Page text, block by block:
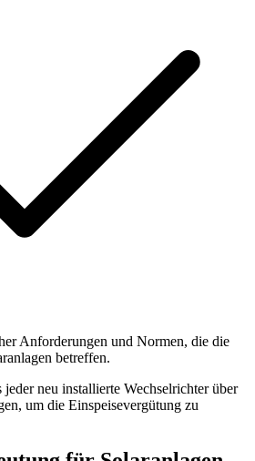
Anforderungen und Normen, die die
betreffen.
neu installierte Wechselrichter über
um die Einspeisevergütung zu